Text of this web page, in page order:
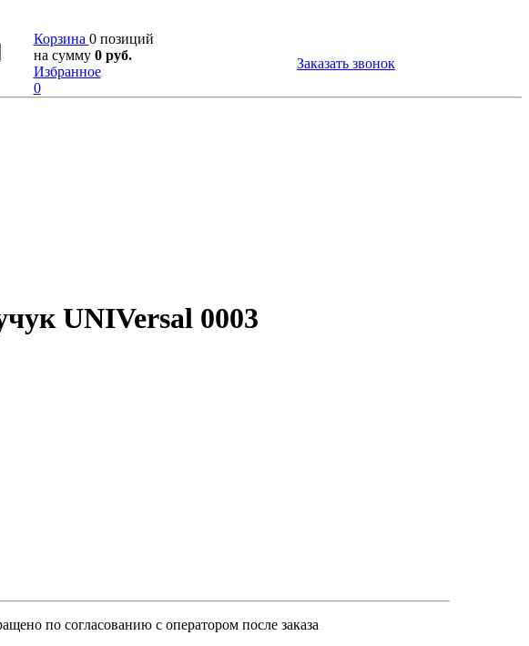
Корзина 0 позиций
на сумму 0 руб.
Избранное
0
Заказать звонок
UNIVersal 0003
по согласованию с оператором после заказа